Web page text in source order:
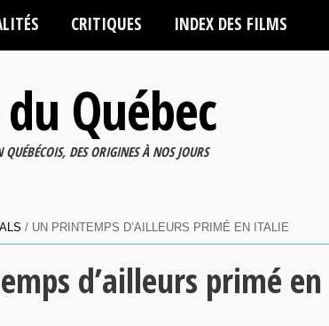
CRITIQUES INDEX DES FILMS
Québec
DES ORIGINES À NOS JOURS
/ UN PRINTEMPS D’AILLEURS PRIMÉ EN ITALIE
d’ailleurs primé